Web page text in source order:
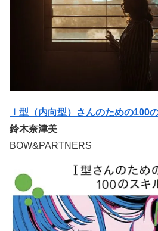
Ｉ型（内向型）さんのための100
鈴木奈津美
BOW&PARTNERS